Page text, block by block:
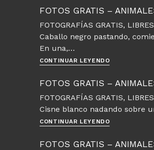
–
Caballo
ciudad
FOTOS GRATIS –
FOTOGRAFÍAS GRATIS,
Caballo negro pastando,
En una,…
CONTINUAR LEYENDOFotos
–
Caballo
pastando
FOTOS GRATIS –
FOTOGRAFÍAS GRATIS,
Cisne blanco nadando sobre
CONTINUAR LEYENDOFotos
FOTOS GRATIS –